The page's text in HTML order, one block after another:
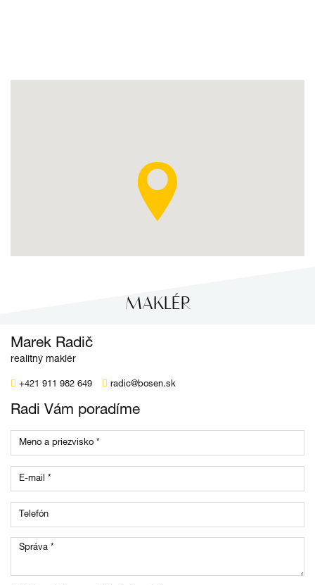
MAKLÉR
Marek Radič
realitný maklér
+421 911 982 649 radic@bosen.sk
Radi Vám poradíme